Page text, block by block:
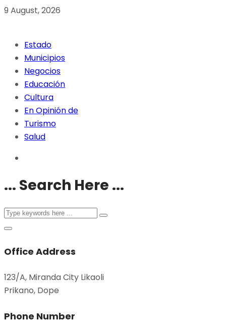
9 August, 2026
Estado
Municipios
Negocios
Educación
Cultura
En Opinión de
Turismo
Salud
... Search Here ...
Office Address
123/A, Miranda City Likaoli
Prikano, Dope
Phone Number